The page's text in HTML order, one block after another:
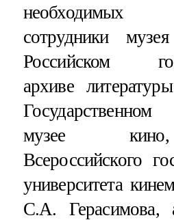
необходимых
сотрудники
Российском
архиве
музее
Всероссийского
университета
С.А. Герасимова,